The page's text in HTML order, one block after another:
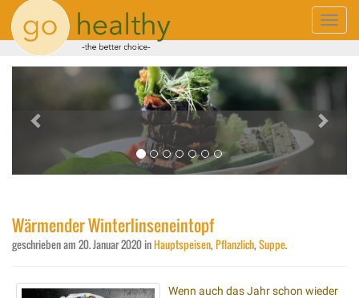
Toggle
Previous
Wärmender Winterlinseneintopf
geschrieben am 20. Januar 2020inHauptspeisen, Pflanzlich, Suppe.
Wenn auch das Jahr schon wieder